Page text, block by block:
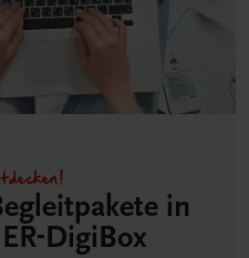
in
DigiBox